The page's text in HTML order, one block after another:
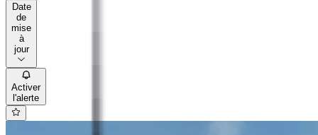
Date
de
mise
à
jour
Activer
l'alerte